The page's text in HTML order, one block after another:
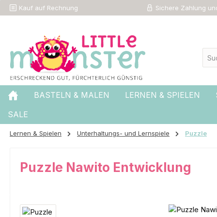
Hauptinhalt springen
Zur Suche springen
Zur Hauptnavigation springen
Kauf auf Rechnung Sichere Zahlung
BASTELN & MALEN LERNEN & SPIELEN
SALE
Lernen & Spielen Unterhaltungs- und Lernspiele Puzzle
Puzzle Nawito Entwicklung
Bildergalerie überspringen